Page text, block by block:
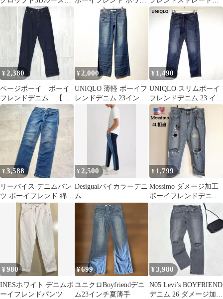
ーイフレンドデニム 濃
ニム 28インチ
¥2,380
ページボーイ ボーイ
フレンドデニム 【美
品】 インディゴ S
¥2,000
UNIQLO 薄軽 ボーイフ
レンドデニム 23インチ
ウエスト58.5cm
¥ 1,490
UNIQLO スリムボーイ
フレンドデニム 23 イン
ディゴ ストレッチ
¥3,588
リーバイス デニムパン
ツ ボーイフレンド 綿
色落ち加工 ブルー 牛革
パッチ
¥2,500
Desigualバイカラーデニ
ム
¥ 1,799
Mossimo ダメージ加工
ボーイフレンドデニム
クロップド 4L相当
¥980
INESホワイト デニムボ
ーイフレンドパンツ
¥699
ユニクロBoyfriendデニ
ム23インチ夏薄手
¥3,980
N05 Levi’s BOYFRIEND
デニム 26 ダメージ加工